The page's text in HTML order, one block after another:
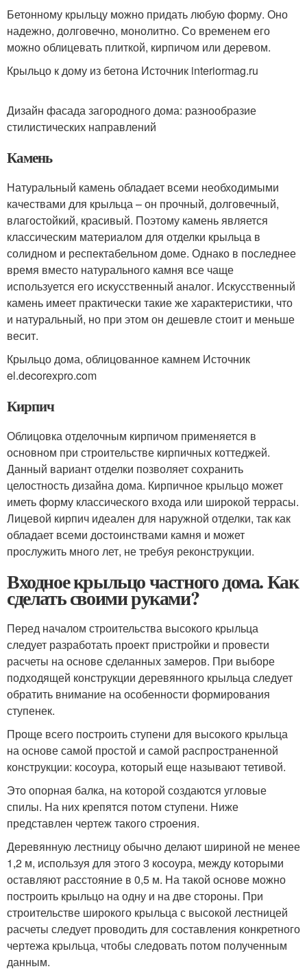
Бетонному крыльцу можно придать любую форму. Оно
надежно, долговечно, монолитно. Со временем его
можно облицевать плиткой, кирпичом или деревом.
Крыльцо к дому из бетона Источник interiormag.ru
Дизайн фасада загородного дома: разнообразие
стилистических направлений
Камень
Натуральный камень обладает всеми необходимыми
качествами для крыльца – он прочный, долговечный,
влагостойкий, красивый. Поэтому камень является
классическим материалом для отделки крыльца в
солидном и респектабельном доме. Однако в последнее
время вместо натурального камня все чаще
используется его искусственный аналог. Искусственный
камень имеет практически такие же характеристики, что
и натуральный, но при этом он дешевле стоит и меньше
весит.
Крыльцо дома, облицованное камнем Источник
el.decorexpro.com
Кирпич
Облицовка отделочным кирпичом применяется в
основном при строительстве кирпичных коттеджей.
Данный вариант отделки позволяет сохранить
целостность дизайна дома. Кирпичное крыльцо может
иметь форму классического входа или широкой террасы.
Лицевой кирпич идеален для наружной отделки, так как
обладает всеми достоинствами камня и может
прослужить много лет, не требуя реконструкции.
Входное крыльцо частного дома. Как
сделать своими руками?
Перед началом строительства высокого крыльца
следует разработать проект пристройки и провести
расчеты на основе сделанных замеров. При выборе
подходящей конструкции деревянного крыльца следует
обратить внимание на особенности формирования
ступенек.
Проще всего построить ступени для высокого крыльца
на основе самой простой и самой распространенной
конструкции: косоура, который еще называют тетивой.
Это опорная балка, на которой создаются угловые
спилы. На них крепятся потом ступени. Ниже
представлен чертеж такого строения.
Деревянную лестницу обычно делают шириной не менее
1,2 м, используя для этого 3 косоура, между которыми
оставляют расстояние в 0,5 м. На такой основе можно
построить крыльцо на одну и на две стороны. При
строительстве широкого крыльца с высокой лестницей
расчеты следует проводить для составления конкретного
чертежа крыльца, чтобы следовать потом полученным
данным.